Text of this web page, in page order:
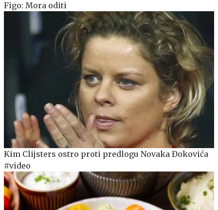
Figo: Mora oditi
Kim Clijsters ostro proti predlogu Novaka Đokovića
#video